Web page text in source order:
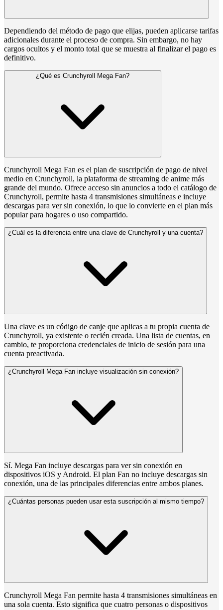
Dependiendo del método de pago que elijas, pueden aplicarse tarifas
adicionales durante el proceso de compra. Sin embargo, no hay
cargos ocultos y el monto total que se muestra al finalizar el pago es
definitivo.
¿Qué es Crunchyroll Mega Fan?
Crunchyroll Mega Fan es el plan de suscripción de pago de nivel
medio en Crunchyroll, la plataforma de streaming de anime más
grande del mundo. Ofrece acceso sin anuncios a todo el catálogo de
Crunchyroll, permite hasta 4 transmisiones simultáneas e incluye
descargas para ver sin conexión, lo que lo convierte en el plan más
popular para hogares o uso compartido.
¿Cuál es la diferencia entre una clave de Crunchyroll y una cuenta?
Una clave es un código de canje que aplicas a tu propia cuenta de
Crunchyroll, ya existente o recién creada. Una lista de cuentas, en
cambio, te proporciona credenciales de inicio de sesión para una
cuenta preactivada.
¿Crunchyroll Mega Fan incluye visualización sin conexión?
Sí. Mega Fan incluye descargas para ver sin conexión en
dispositivos iOS y Android. El plan Fan no incluye descargas sin
conexión, una de las principales diferencias entre ambos planes.
¿Cuántas personas pueden usar esta suscripción al mismo tiempo?
Crunchyroll Mega Fan permite hasta 4 transmisiones simultáneas en
una sola cuenta. Esto significa que cuatro personas o dispositivos